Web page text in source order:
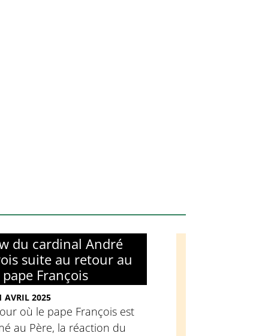
du cardinal André
suite au retour au
François
AVRIL 2025
où le pape François est
au Père, la réaction du